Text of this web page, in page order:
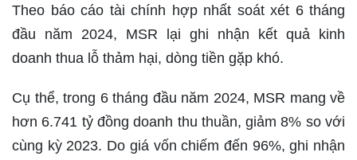
Theo báo cáo tài chính hợp nhất soát xét 6 tháng
đầu năm 2024, MSR lại ghi nhận kết quả kinh
doanh thua lỗ thảm hại, dòng tiền gặp khó.
Cụ thể, trong 6 tháng đầu năm 2024, MSR mang về
hơn 6.741 tỷ đồng doanh thu thuần, giảm 8% so với
cùng kỳ 2023. Do giá vốn chiếm đến 96%, ghi nhận